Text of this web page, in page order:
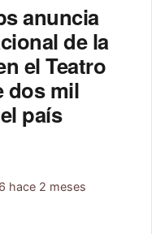
anuncia
de la
el Teatro
dos mil
país
hace 2 meses